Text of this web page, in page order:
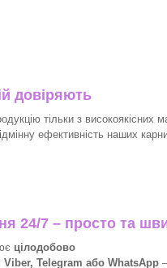
довіряють
тільки з високоякісних
ефективність наших
24/7 – просто та
цілодобово
Viber, Telegram або WhatsApp